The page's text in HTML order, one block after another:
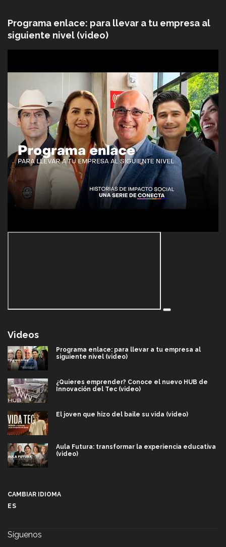
Programa enlace: para llevar a tu empresa al
siguiente nivel (video)
Videos
Programa enlace: para llevar a tu empresa al
siguiente nivel (video)
¿Quieres emprender? Conoce el nuevo HUB de
Innovación del Tec (video)
El joven que hizo del baile su vida (video)
Aula Futura: transformar la experiencia educativa
(video)
CAMBIAR IDIOMA
ES
Síguenos